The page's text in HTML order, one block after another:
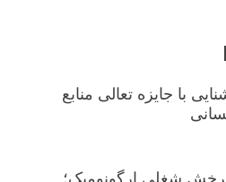
با جایزه تعالی منابع